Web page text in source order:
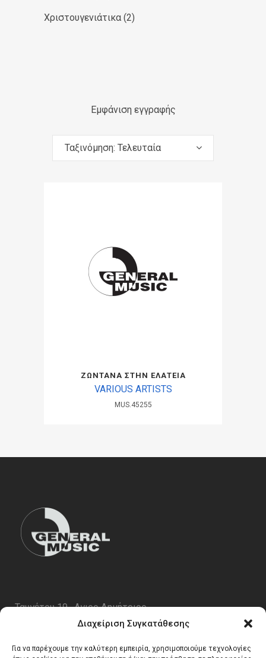
Διαχείριση Συγκατάθεσης
Για να παρέχουμε την καλύτερη εμπειρία, χρησιμοποιούμε τεχνολογίες
Χριστουγενιάτικα (2)
Εμφάνιση εγγραφής
Ταξινόμηση: Τελευταία
ΖΩΝΤΑΝΑ ΣΤΗΝ ΕΛΑΤΕΙΑ
VARIOUS ARTISTS
MUS.45255
Ταυγέτου 19 , Αγιος Δημήτριος
email:info@generalmusic.gr